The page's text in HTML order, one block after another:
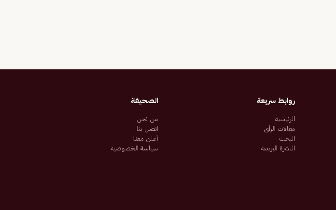
روابط سريعة
الرئيسية
مقالات الرأي
البحث
النشرة البريدية
الصحيفة
من نحن
اتصل بنا
أعلن معنا
سياسة الخصوصية